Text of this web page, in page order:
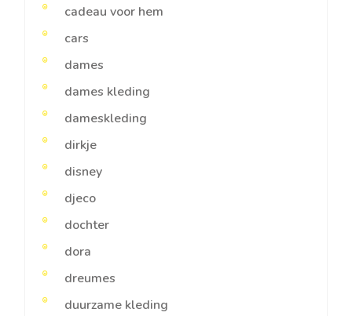
cadeau voor hem
cars
dames
dames kleding
dameskleding
dirkje
disney
djeco
dochter
dora
dreumes
duurzame kleding